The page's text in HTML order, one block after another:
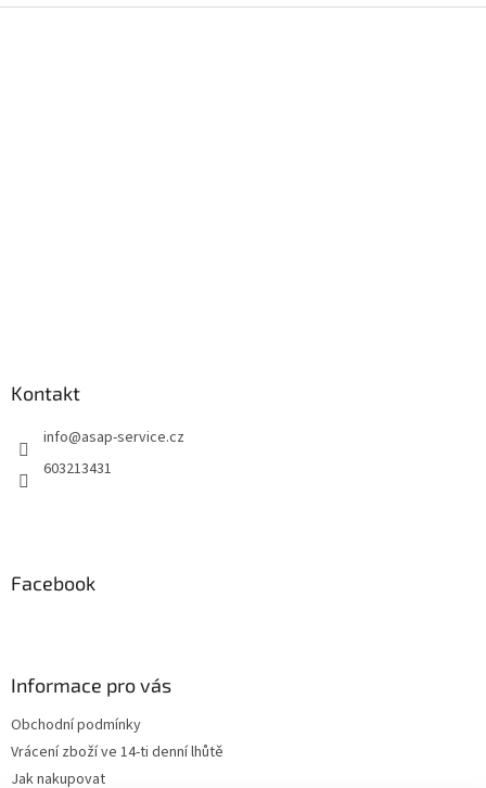
Kontakt
info@asap-service.cz
603213431
Facebook
Informace pro vás
Obchodní podmínky
Vrácení zboží ve 14-ti denní lhůtě
Jak nakupovat